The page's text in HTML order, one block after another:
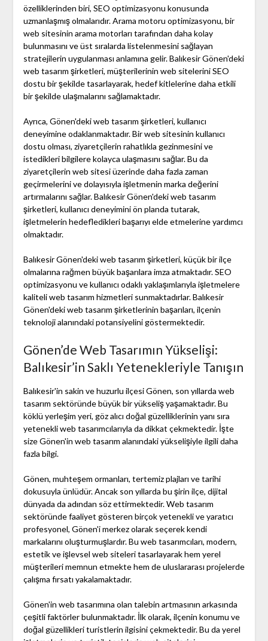
özelliklerinden biri, SEO optimizasyonu konusunda
uzmanlaşmış olmalarıdır. Arama motoru optimizasyonu, bir
web sitesinin arama motorları tarafından daha kolay
bulunmasını ve üst sıralarda listelenmesini sağlayan
stratejilerin uygulanması anlamına gelir. Balıkesir Gönen'deki
web tasarım şirketleri, müşterilerinin web sitelerini SEO
dostu bir şekilde tasarlayarak, hedef kitlelerine daha etkili
bir şekilde ulaşmalarını sağlamaktadır.
Ayrıca, Gönen'deki web tasarım şirketleri, kullanıcı
deneyimine odaklanmaktadır. Bir web sitesinin kullanıcı
dostu olması, ziyaretçilerin rahatlıkla gezinmesini ve
istedikleri bilgilere kolayca ulaşmasını sağlar. Bu da
ziyaretçilerin web sitesi üzerinde daha fazla zaman
geçirmelerini ve dolayısıyla işletmenin marka değerini
artırmalarını sağlar. Balıkesir Gönen'deki web tasarım
şirketleri, kullanıcı deneyimini ön planda tutarak,
işletmelerin hedefledikleri başarıyı elde etmelerine yardımcı
olmaktadır.
Balıkesir Gönen'deki web tasarım şirketleri, küçük bir ilçe
olmalarına rağmen büyük başarılara imza atmaktadır. SEO
optimizasyonu ve kullanıcı odaklı yaklaşımlarıyla işletmelere
kaliteli web tasarım hizmetleri sunmaktadırlar. Balıkesir
Gönen'deki web tasarım şirketlerinin başarıları, ilçenin
teknoloji alanındaki potansiyelini göstermektedir.
Gönen’de Web Tasarımın Yükselişi:
Balıkesir’in Saklı Yetenekleriyle Tanışın
Balıkesir'in sakin ve huzurlu ilçesi Gönen, son yıllarda web
tasarım sektöründe büyük bir yükseliş yaşamaktadır. Bu
köklü yerleşim yeri, göz alıcı doğal güzelliklerinin yanı sıra
yetenekli web tasarımcılarıyla da dikkat çekmektedir. İşte
size Gönen'in web tasarım alanındaki yükselişiyle ilgili daha
fazla bilgi.
Gönen, muhteşem ormanları, tertemiz plajları ve tarihi
dokusuyla ünlüdür. Ancak son yıllarda bu şirin ilçe, dijital
dünyada da adından söz ettirmektedir. Web tasarım
sektöründe faaliyet gösteren birçok yetenekli ve yaratıcı
profesyonel, Gönen'i merkez olarak seçerek kendi
markalarını oluşturmuşlardır. Bu web tasarımcıları, modern,
estetik ve işlevsel web siteleri tasarlayarak hem yerel
müşterileri memnun etmekte hem de uluslararası projelerde
çalışma fırsatı yakalamaktadır.
Gönen'in web tasarımına olan talebin artmasının arkasında
çeşitli faktörler bulunmaktadır. İlk olarak, ilçenin konumu ve
doğal güzellikleri turistlerin ilgisini çekmektedir. Bu da yerel